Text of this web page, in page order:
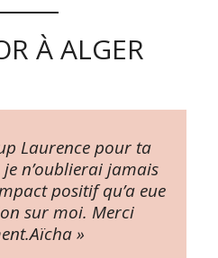
À ALGER
Laurence pour ta
n’oublierai jamais
positif qu’a eue
sur moi. Merci
»